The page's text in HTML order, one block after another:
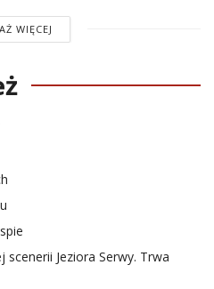
WIĘCEJ
Jeziora Serwy. Trwa